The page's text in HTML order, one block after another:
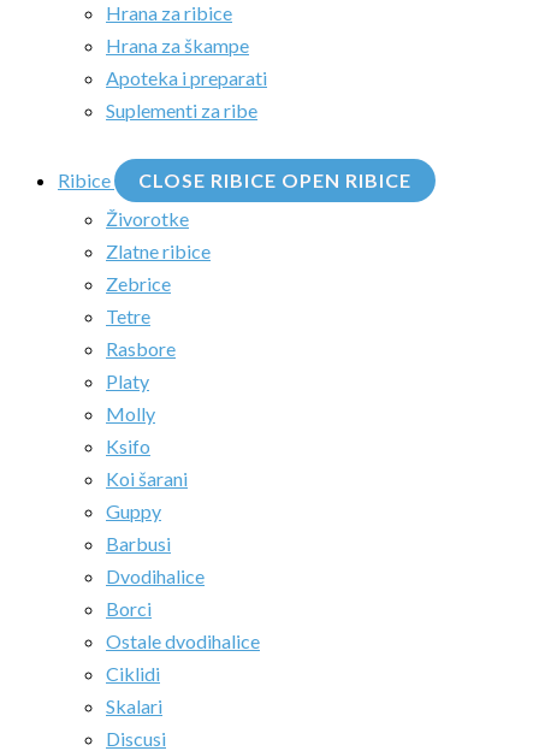
Hrana za ribice
Hrana za škampe
Apoteka i preparati
Suplementi za ribe
Ribice CLOSE RIBICE OPEN RIBICE
Živorotke
Zlatne ribice
Zebrice
Tetre
Rasbore
Platy
Molly
Ksifo
Koi šarani
Guppy
Barbusi
Dvodihalice
Borci
Ostale dvodihalice
Ciklidi
Skalari
Discusi